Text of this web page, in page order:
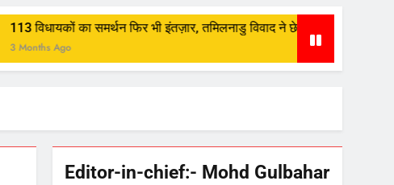
फिर भी इंतज़ार, तमिलनाडु विवाद ने छेड़ी संवैधानिक बहस
Editor-in-chief:- Mohd Gulbahar